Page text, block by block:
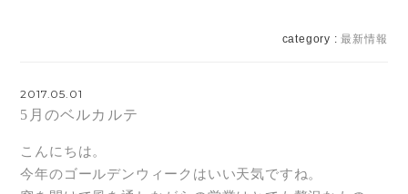
category :最新情報
2017.05.01
5月のベルカルテ
こんにちは。
今年のゴールデンウィークはいい天気ですね。